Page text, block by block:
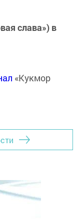
слава») в
«Кукмор